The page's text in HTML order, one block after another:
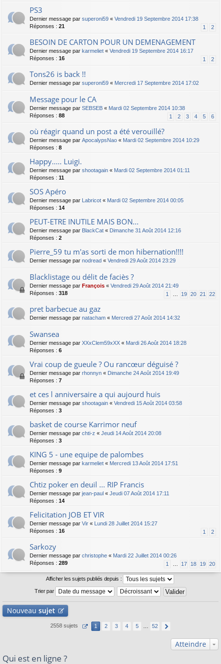
PS3
Dernier message par superoni59 « Vendredi 19 Septembre 2014 17:38
Réponses : 21 1 2
BESOIN DE CARTON POUR UN DEMENAGEMENT
Dernier message par karmeliet « Vendredi 19 Septembre 2014 16:17
Réponses : 16 1 2
Tons26 is back !!
Dernier message par superoni59 « Mercredi 17 Septembre 2014 17:02
Message pour le CA
Dernier message par SEBSEB « Mardi 02 Septembre 2014 10:38
Réponses : 88 1 2 3 4 5 6
où réagir quand un post a été verouillé?
Dernier message par ApocalypsNao « Mardi 02 Septembre 2014 10:29
Réponses : 8
Happy..... Luigi.
Dernier message par shootagain « Mardi 02 Septembre 2014 01:11
Réponses : 11
SOS Apéro
Dernier message par Labricot « Mardi 02 Septembre 2014 00:05
Réponses : 14
PEUT-ETRE INUTILE MAIS BON...
Dernier message par BlackCat « Dimanche 31 Août 2014 12:16
Réponses : 2
Pierre_59 tu m'as sorti de mon hibernation!!!!
Dernier message par nodread « Vendredi 29 Août 2014 23:29
Blacklistage ou délit de faciès ?
Dernier message par François « Vendredi 29 Août 2014 21:49
Réponses : 318 1 19 20 21 22
pret barbecue au gaz
Dernier message par natacham « Mercredi 27 Août 2014 14:32
Swansea
Dernier message par XXxClem59xXX « Mardi 26 Août 2014 18:28
Réponses : 6
Vrai coup de gueule ? Ou rancœur déguisé ?
Dernier message par rhonnyn « Dimanche 24 Août 2014 19:49
Réponses : 7
et ces l anniversaire a qui aujourd huis
Dernier message par shootagain « Vendredi 15 Août 2014 03:58
Réponses : 3
basket de course Karrimor neuf
Dernier message par chti-z « Jeudi 14 Août 2014 20:08
Réponses : 3
KING 5 - une equipe de palombes
Dernier message par karmeliet « Mercredi 13 Août 2014 17:51
Réponses : 9
Chtiz poker en deuil ... RIP Francis
Dernier message par jean-paul « Jeudi 07 Août 2014 17:11
Réponses : 14
Felicitation JOB ET VIR
Dernier message par Vir «
Lundi 28 Juillet 2014 15:27
Réponses : 16 1 2
Sarkozy
Dernier message par christophe « Mardi 22 Juillet 2014 00:26
Réponses : 289 1 17 18 19 20
Afficher les sujets publiés depuis :
Trier par
Nouveau sujet
2558 sujets 1 2 3 4 5 52
Atteindre
Qui est en ligne ?